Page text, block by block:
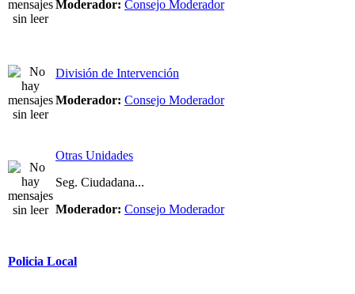
Moderador: Consejo Moderador
División de Intervención
Moderador: Consejo Moderador
Otras Unidades
Seg. Ciudadana...
Moderador: Consejo Moderador
Policia Local